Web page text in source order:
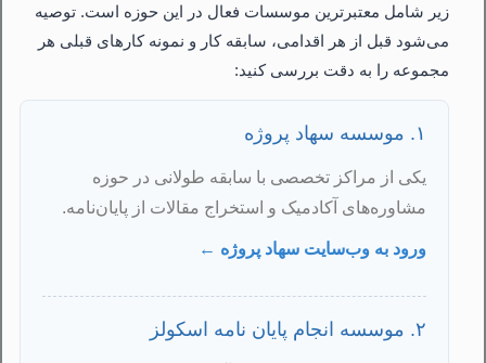
زیر شامل معتبرترین موسسات فعال در این حوزه است. توصیه
می‌شود قبل از هر اقدامی، سابقه کار و نمونه کارهای قبلی هر
مجموعه را به دقت بررسی کنید:
۱. موسسه سهاد پروژه
یکی از مراکز تخصصی با سابقه طولانی در حوزه
مشاوره‌های آکادمیک و استخراج مقالات از پایان‌نامه.
ورود به وب‌سایت سهاد پروژه ←
۲. موسسه انجام پایان نامه اسکولز